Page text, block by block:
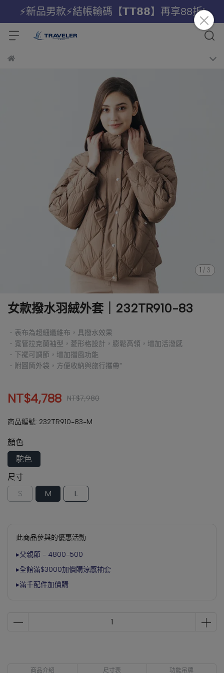
⚡新品男款⚡結帳輸碼【𝗧𝗧𝟴𝟴】再享88折!
1 / 3
女款撥水羽絨外套｜232TR910-83
．表布為超細纖維布，具撥水效果
．寬管拉克蘭袖型，菱形格設計，膨鬆高領，增加活潑感
．下襬可調節，增加擋風功能
．附圓筒外袋，方便收納與旅行攜帶"
NT$4,788 NT$7,980
商品編號: 232TR910-83-M
顏色
駝色
尺寸
S
M L
此商品參與的優惠活動
▸父親節 - 4800-500
▸全館滿$3000加價購涼感袖套
▸滿千配件加價購
商品介紹 尺寸表 功能吊牌